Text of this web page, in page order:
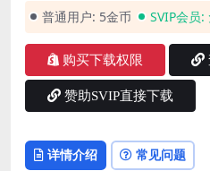
普通用户: 5金币 SVIP会员:
购买下载权限
赞助SVIP直接下载
详情介绍 常见问题